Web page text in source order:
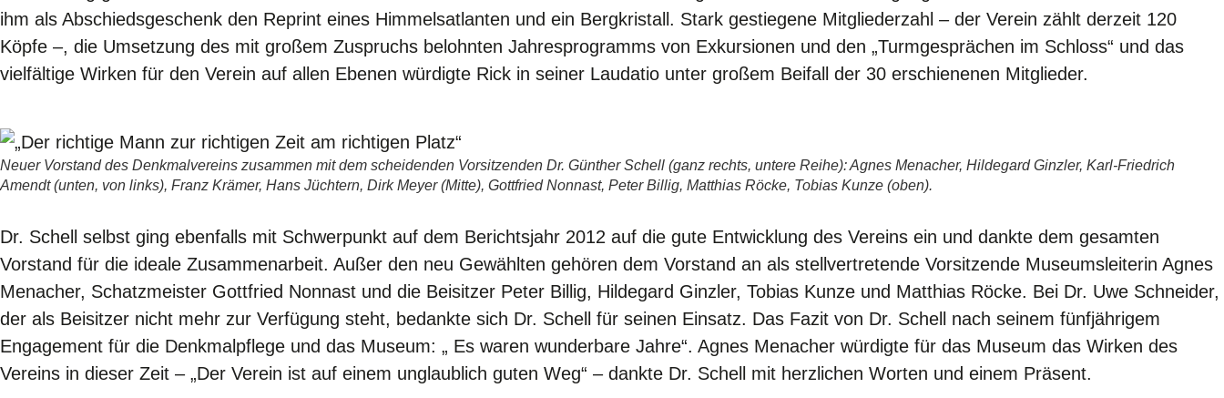
ihm als Abschiedsgeschenk den Reprint eines Himmelsatlanten und ein Bergkristall. Stark gestiegene Mitgliederzahl – der Verein zählt derzeit 120
Köpfe –, die Umsetzung des mit großem Zuspruchs belohnten Jahresprogramms von Exkursionen und den „Turmgesprächen im Schloss“ und das
vielfältige Wirken für den Verein auf allen Ebenen würdigte Rick in seiner Laudatio unter großem Beifall der 30 erschienenen Mitglieder.
Neuer Vorstand des Denkmalvereins zusammen mit dem scheidenden Vorsitzenden Dr. Günther Schell (ganz rechts, untere Reihe): Agnes Menacher, Hildegard Ginzler, Karl-Friedrich
Amendt (unten, von links), Franz Krämer, Hans Jüchtern, Dirk Meyer (Mitte), Gottfried Nonnast, Peter Billig, Matthias Röcke, Tobias Kunze (oben).
Dr. Schell selbst ging ebenfalls mit Schwerpunkt auf dem Berichtsjahr 2012 auf die gute Entwicklung des Vereins ein und dankte dem gesamten
Vorstand für die ideale Zusammenarbeit. Außer den neu Gewählten gehören dem Vorstand an als stellvertretende Vorsitzende Museumsleiterin Agnes
Menacher, Schatzmeister Gottfried Nonnast und die Beisitzer Peter Billig, Hildegard Ginzler, Tobias Kunze und Matthias Röcke. Bei Dr. Uwe Schneider,
der als Beisitzer nicht mehr zur Verfügung steht, bedankte sich Dr. Schell für seinen Einsatz. Das Fazit von Dr. Schell nach seinem fünfjährigem
Engagement für die Denkmalpflege und das Museum: „ Es waren wunderbare Jahre“. Agnes Menacher würdigte für das Museum das Wirken des
Vereins in dieser Zeit – „Der Verein ist auf einem unglaublich guten Weg“ – dankte Dr. Schell mit herzlichen Worten und einem Präsent.